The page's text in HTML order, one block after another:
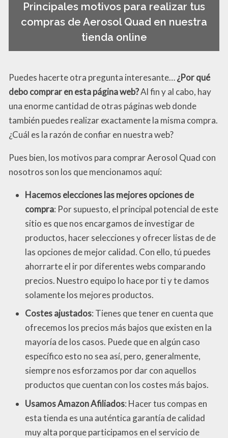
Principales motivos para realizar tus
compras de Aerosol Quad en nuestra
tienda online
Puedes hacerte otra pregunta interesante…¿Por qué
debo comprar en esta página web?Al fin y al cabo, hay
una enorme cantidad de otras páginas web donde
también puedes realizar exactamente la misma compra.
¿Cuál es la razón de confiar en nuestra web?
Pues bien, los motivos para comprar Aerosol Quad con
nosotros son los que mencionamos aquí:
Hacemos elecciones las mejores opciones de
compra: Por supuesto, el principal potencial de este
sitio es que nos encargamos de investigar de
productos, hacer selecciones y ofrecer listas de de
las opciones de mejor calidad. Con ello, tú puedes
ahorrarte el ir por diferentes webs comparando
precios. Nuestro equipo lo hace por ti y te damos
solamente los mejores productos.
Costes ajustados: Tienes que tener en cuenta que
ofrecemos los precios más bajos que existen en la
mayoría de los casos. Puede que en algún caso
específico esto no sea así, pero, generalmente,
siempre nos esforzamos por dar con aquellos
productos que cuentan con los costes más bajos.
Usamos Amazon Afiliados: Hacer tus compas en
esta tienda es una auténtica garantía de calidad
muy alta porque participamos en el servicio de